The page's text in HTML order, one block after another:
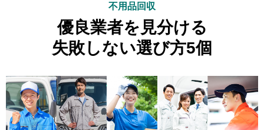
不用品回収
優良業者を見分ける
失敗しない選び方5個